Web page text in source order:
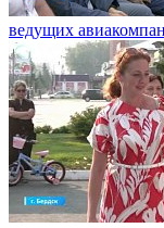
ведущих